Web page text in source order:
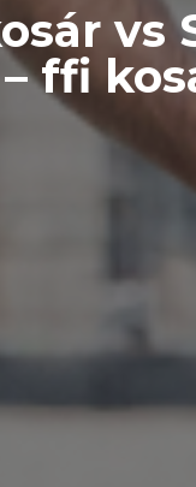
vs
ffi